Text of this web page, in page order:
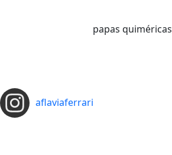
papas quiméricas
aflaviaferrari